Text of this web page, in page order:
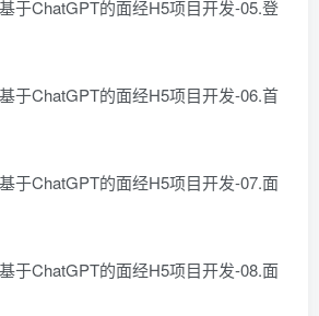
于ChatGPT的面经H5项目开发-05.登
于ChatGPT的面经H5项目开发-06.首
于ChatGPT的面经H5项目开发-07.面
于ChatGPT的面经H5项目开发-08.面